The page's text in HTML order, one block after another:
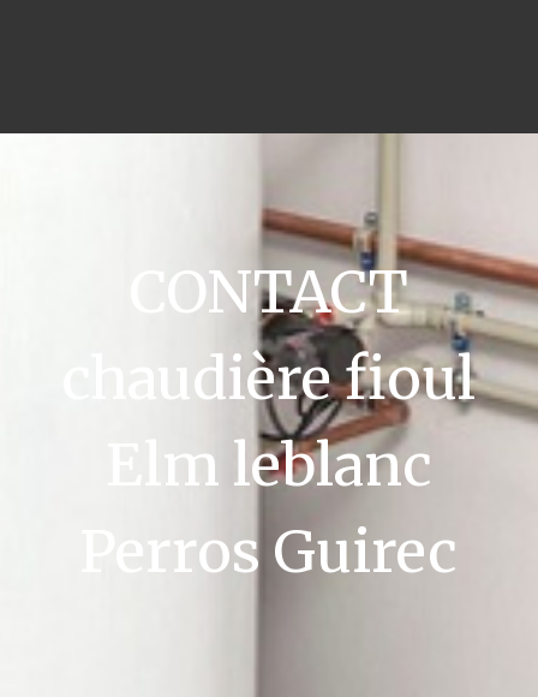
CONTACT
chaudière fioul
Elm leblanc
Perros Guirec